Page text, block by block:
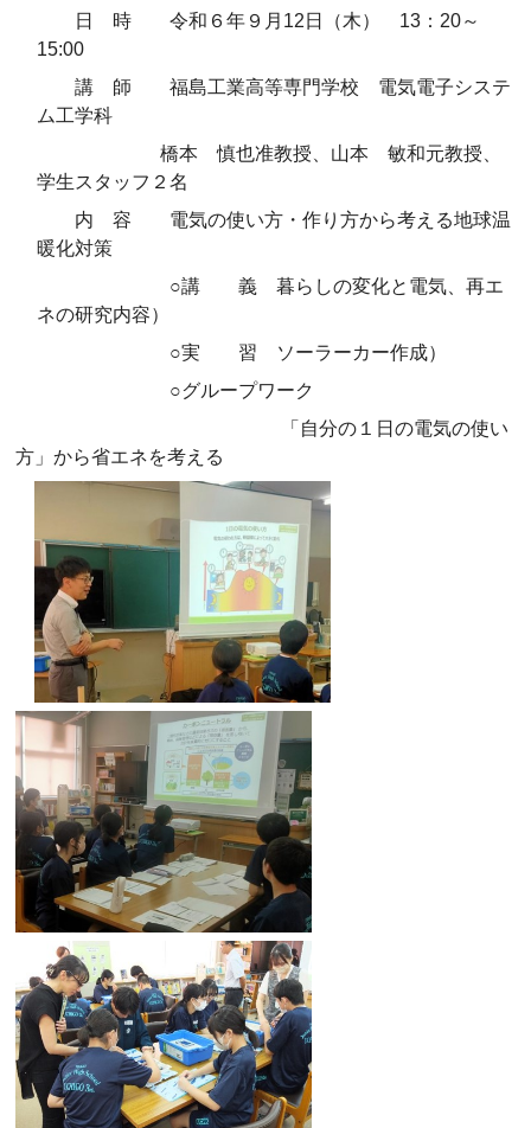
日 時 令和６年９月12日（木） 13：20～
15:00
講 師 福島工業高等専門学校 電気電子システ
ム工学科
橋本 慎也准教授、山本 敏和元教授、
学生スタッフ２名
内 容 電気の使い方・作り方から考える地球温
暖化対策
○講 義 暮らしの変化と電気、再エ
ネの研究内容）
○実 習 ソーラーカー作成）
○グループワーク
「自分の１日の電気の使い
方」から省エネを考える